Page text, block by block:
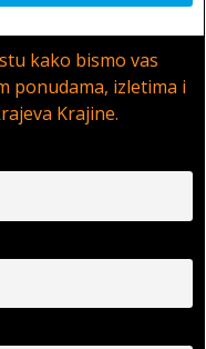
kako bismo vas
ponudama, izletima i
Krajine.